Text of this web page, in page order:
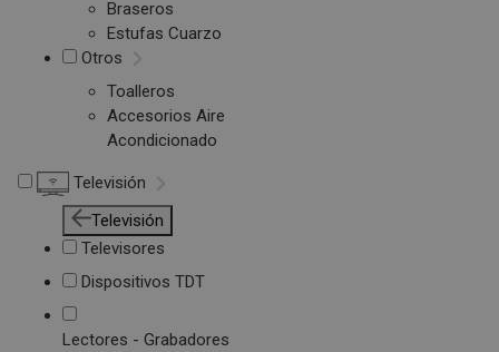
Braseros
Estufas Cuarzo
Otros
Toalleros
Accesorios Aire
Acondicionado
Televisión
Televisión
Televisores
Dispositivos TDT
Lectores - Grabadores